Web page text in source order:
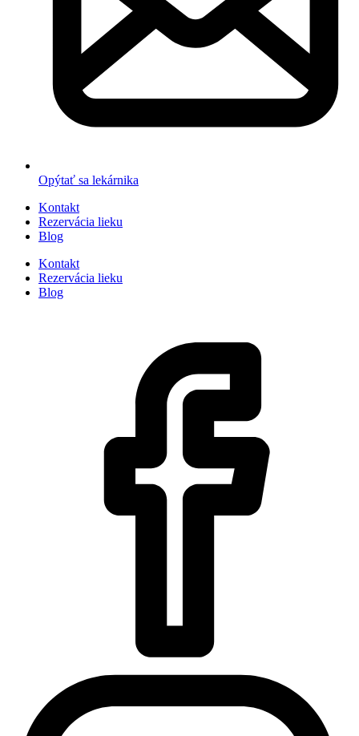
Opýtať sa lekárnika
Kontakt
Rezervácia lieku
Blog
Kontakt
Rezervácia lieku
Blog